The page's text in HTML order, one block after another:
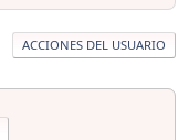
ACCIONES DEL USUARIO